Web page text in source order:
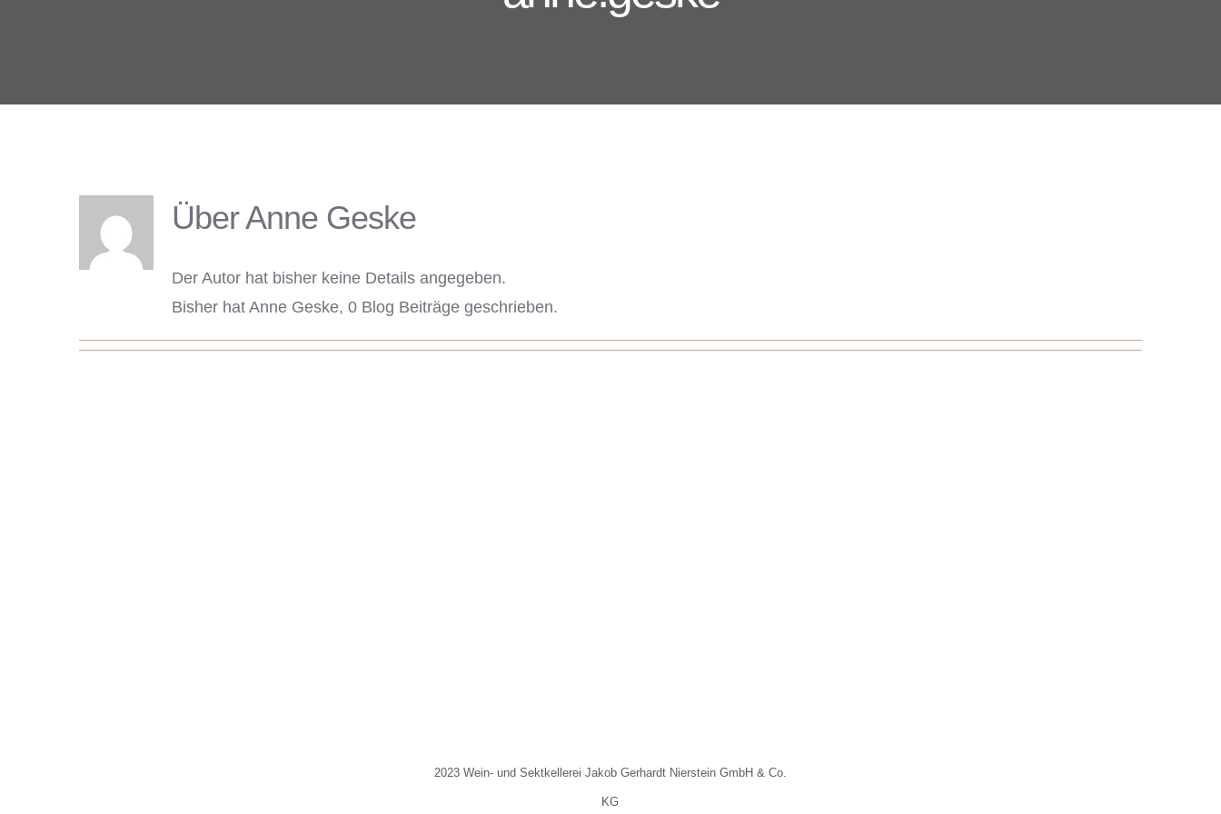
ÜberAnne Geske
Der Autor hat bisher keine Details angegeben.
Bisher hat Anne Geske, 0 Blog Beiträge geschrieben.
2023 Wein- und Sektkellerei Jakob Gerhardt Nierstein GmbH & Co.
KG